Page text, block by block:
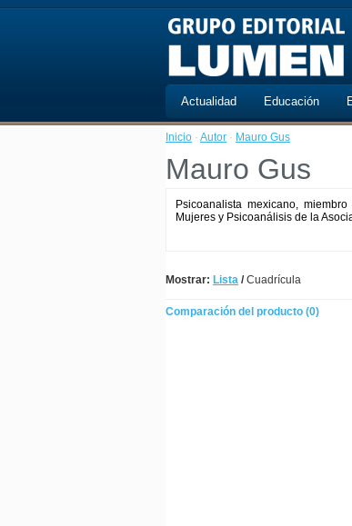
Actualidad Educación
Inicio · Autor · Mauro Gus
Mauro Gus
Psicoanalista mexicano,
Mujeres y Psicoanálisis de la
Mostrar: Lista /Cuadrícula
Comparación del producto (0)